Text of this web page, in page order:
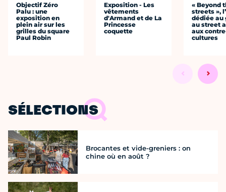
Objectif Zéro
Palu : une
exposition en
plein air sur les
grilles du square
Paul Robin
Exposition - Les
vêtements
d'Armand et de La
Princesse
coquette
« Beyond
streets »,
dédiée au
au street
aux
cultures
SÉLECTIONS
Brocantes et vide-greniers : on
chine où en août ?